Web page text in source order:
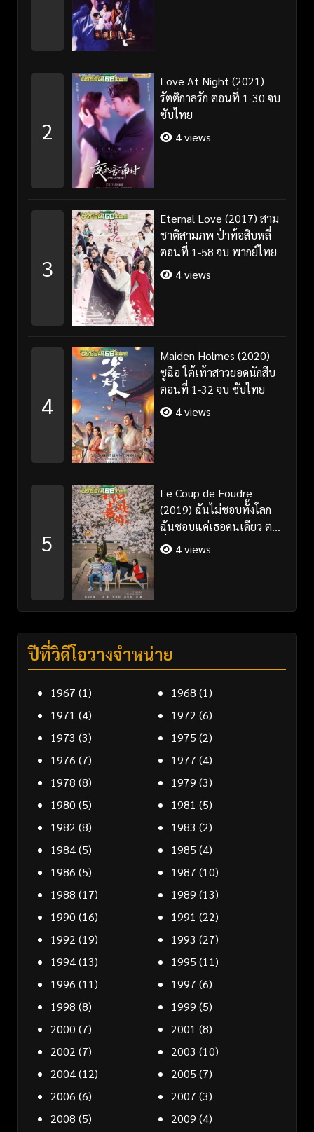
2
Love At Night (2021)
รัตติกาลรัก ตอนที่ 1-30 จบ
ซับไทย
4 views
3
Eternal Love (2017) สาม
ชาติสามภพ ป่าท้อสิบหลี่
ตอนที่ 1-58 จบ พากย์ไทย
4 views
4
Maiden Holmes (2020)
ซูฉือ ใต้เท้าสาวยอดนักสืบ
ตอนที่ 1-32 จบ ซับไทย
4 views
5
Le Coup de Foudre
(2019) ฉันไม่ชอบทั้งโลก
ฉันชอบแค่เธอคนเดียว ตอน
ที่ 1-35 จบ ซับไทย
4 views
ปีที่วิดีโอวางจำหน่าย
1967 (1) 1968 (1)
1971 (4) 1972 (6)
1973 (3) 1975 (2)
1976 (7) 1977 (4)
1978 (8) 1979 (3)
1980 (5) 1981 (5)
1982 (8) 1983 (2)
1984(5) 1985 (4)
1986 (5) 1987 (10)
1988 (17) 1989 (13)
1990 (16) 1991 (22)
1992 (19) 1993 (27)
1994(13) 1995 (11)
1996 (11) 1997 (6)
1998 (8) 1999 (5)
2000 (7) 2001 (8)
2002 (7) 2003 (10)
2004(12) 2005 (7)
2006 (6) 2007 (3)
2008 (5) 2009 (4)